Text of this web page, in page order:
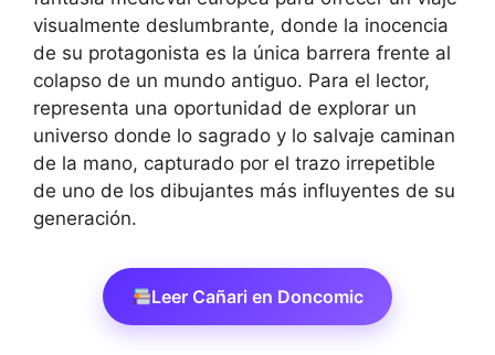
visualmente deslumbrante, donde la inocencia
de su protagonista es la única barrera frente al
colapso de un mundo antiguo. Para el lector,
representa una oportunidad de explorar un
universo donde lo sagrado y lo salvaje caminan
de la mano, capturado por el trazo irrepetible
de uno de los dibujantes más influyentes de su
generación.
Leer Cañari en Doncomic